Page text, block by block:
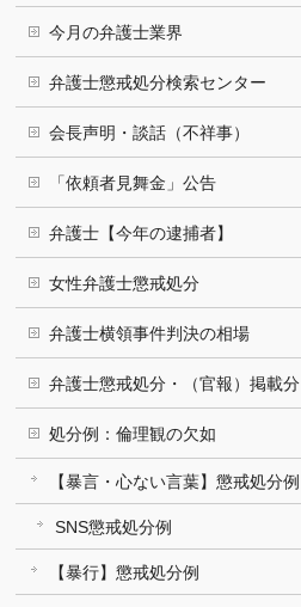
今月の弁護士業界
弁護士懲戒処分検索センター
会長声明・談話（不祥事）
「依頼者見舞金」公告
弁護士【今年の逮捕者】
女性弁護士懲戒処分
弁護士横領事件判決の相場
弁護士懲戒処分・（官報）掲載分
処分例：倫理観の欠如
【暴言・心ない言葉】懲戒処分例
SNS懲戒処分例
【暴行】懲戒処分例